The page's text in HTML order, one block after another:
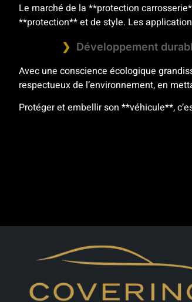
Le marché de la **protection
**protection** et de style. Les
Développement
Avec une conscience écologique
respectueux de l’environnement, en
Protéger et embellir son **véhicule**,